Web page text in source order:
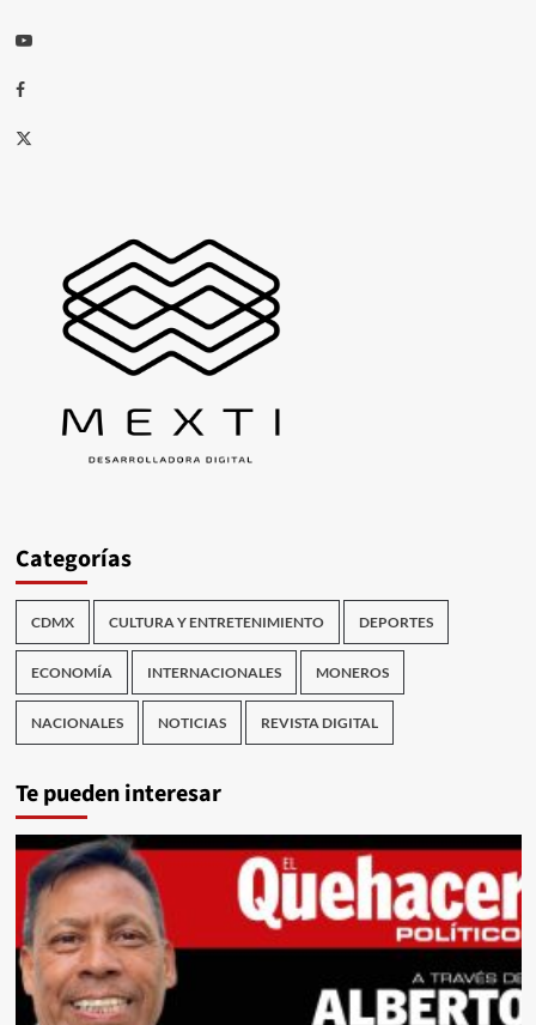
Youtube
Facebook
X
Categorías
CDMX CULTURA Y ENTRETENIMIENTO DEPORTES
ECONOMÍA INTERNACIONALES MONEROS
NACIONALES NOTICIAS REVISTA DIGITAL
Te pueden interesar